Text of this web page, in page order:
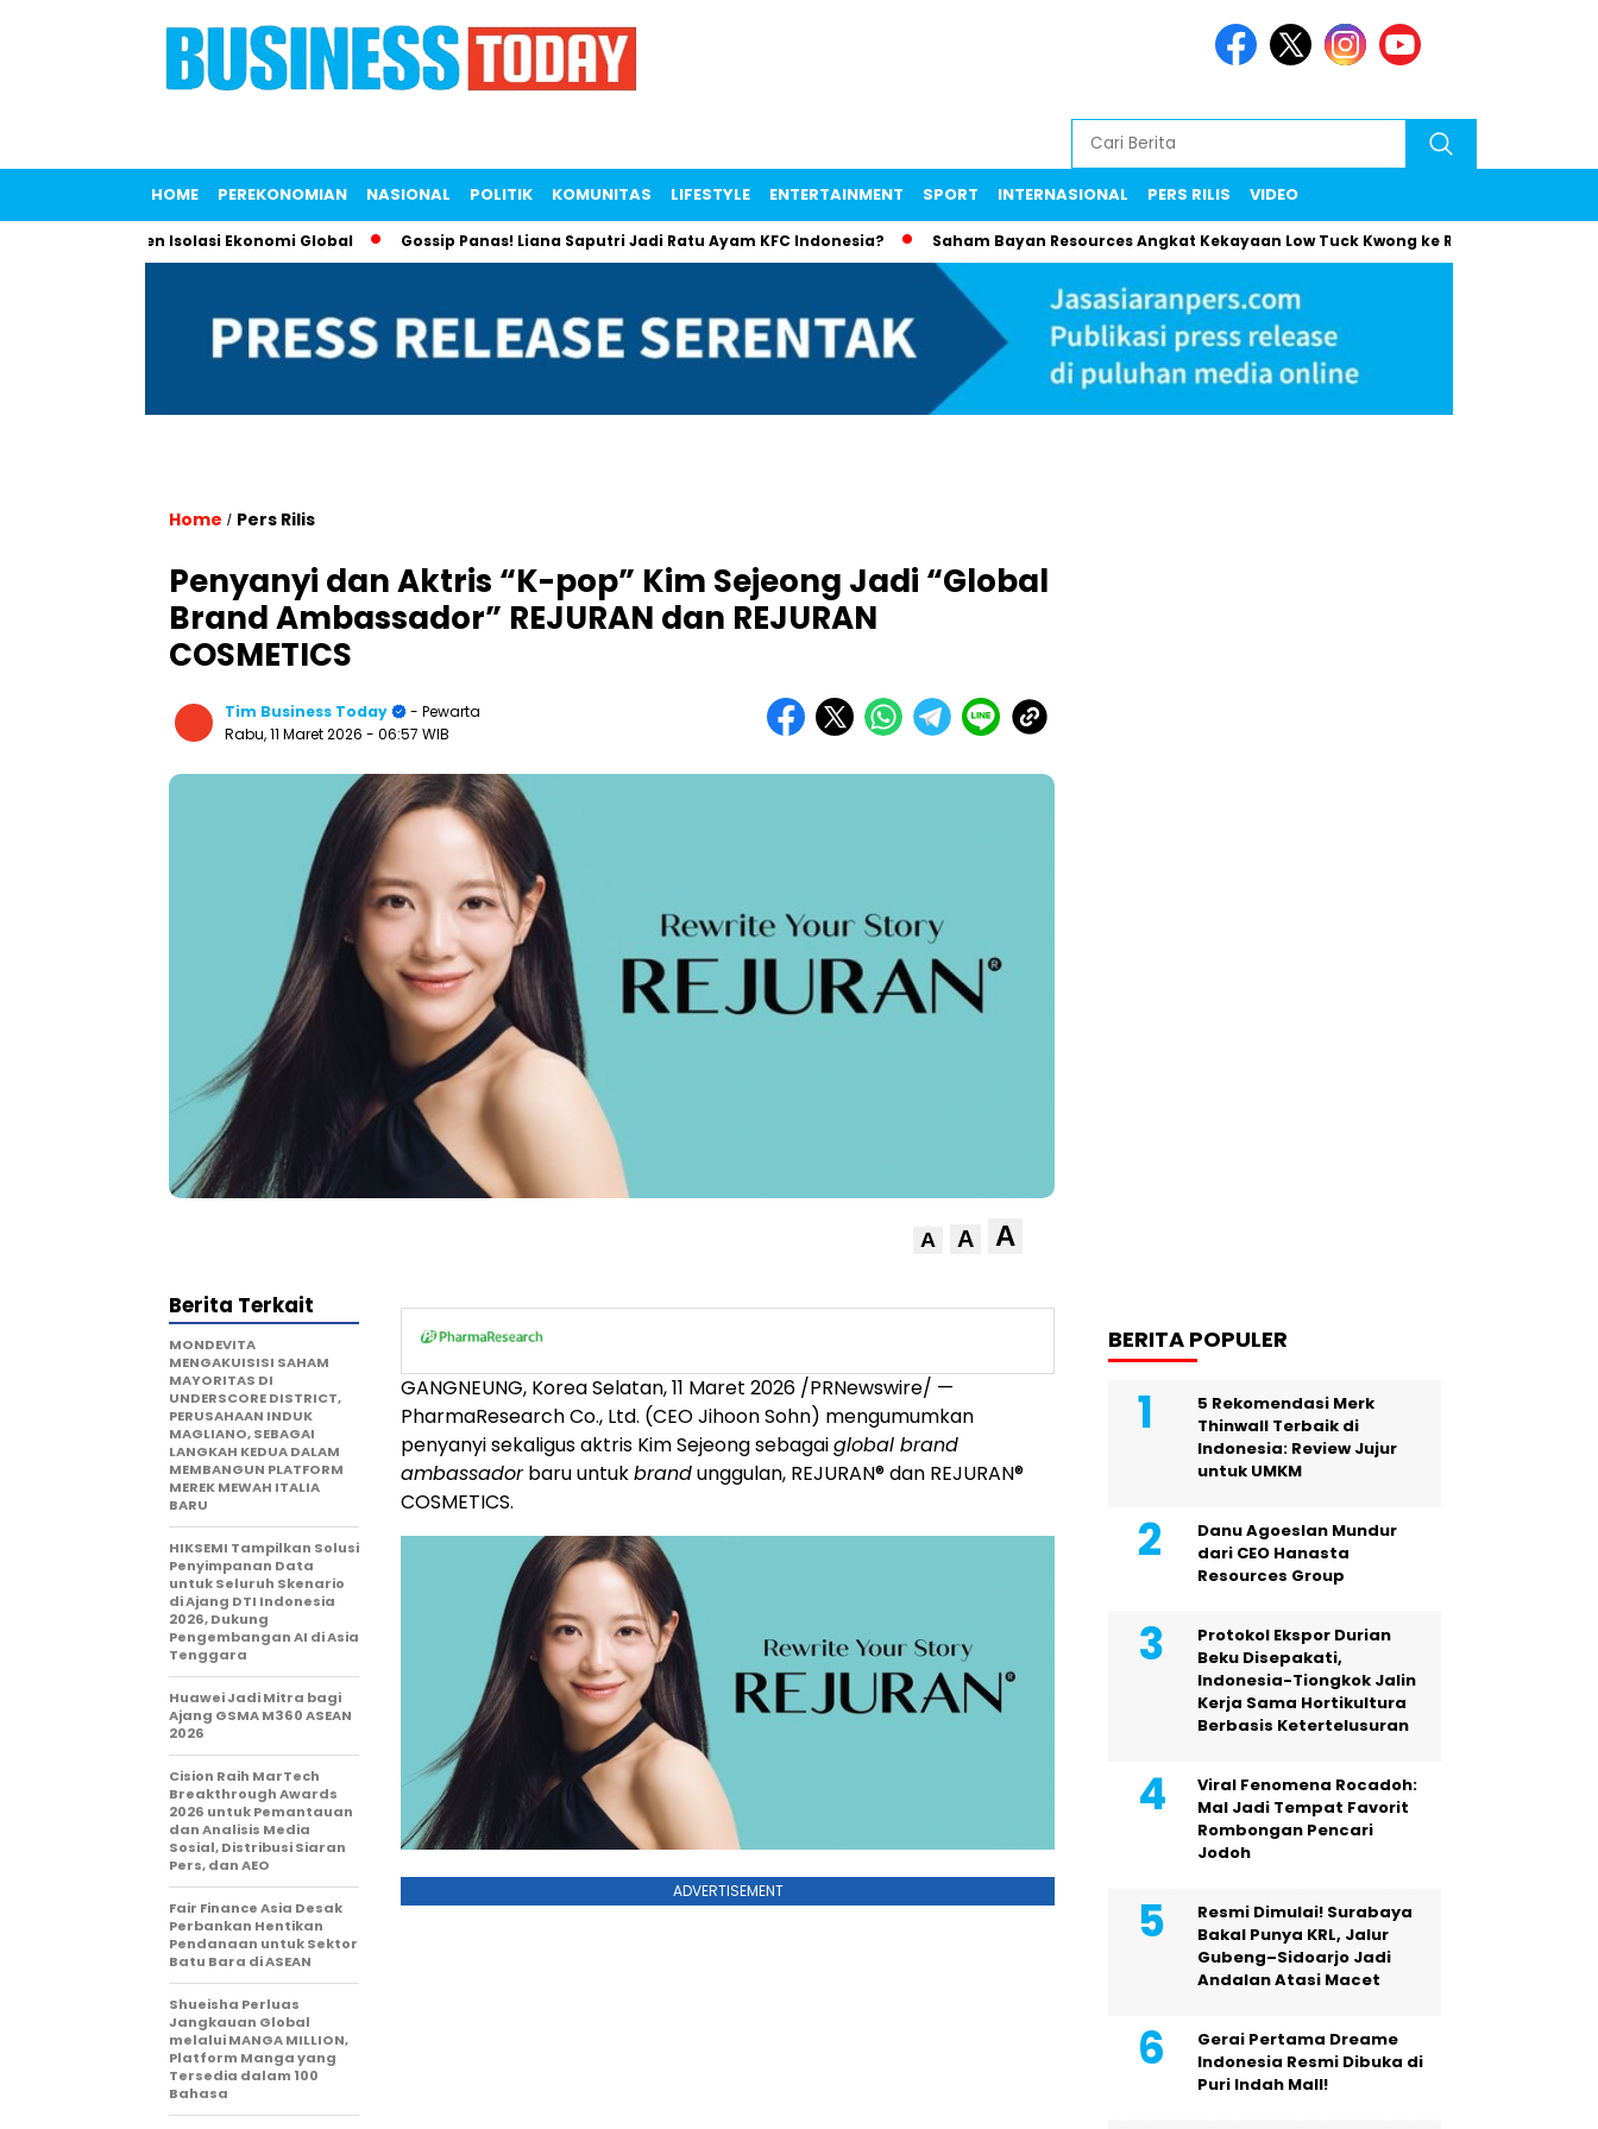
HOME PEREKONOMIAN NASIONAL POLITIK KOMUNITAS LIFESTYLE ENTERTAINMENT SPORT INTERNASIONAL PERS RILIS VIDEO
Lawan Tren Isolasi Ekonomi Global Gossip Panas! Liana Saputri Jadi Ratu Ayam KFC Indonesia? Saham Bayan Resources Angkat Kekayaan Low Tuck Kwong ke Rekor Baru
Home / Pers Rilis
Penyanyi dan Aktris “K-pop” Kim Sejeong Jadi “Global
Brand Ambassador” REJURAN dan REJURAN
COSMETICS
Tim Business Today
- Pewarta
Rabu, 11 Maret 2026 - 06:57 WIB
A A A
GANGNEUNG, Korea Selatan, 11 Maret 2026 /PRNewswire/ —
PharmaResearch Co., Ltd. (CEO Jihoon Sohn) mengumumkan
penyanyi sekaligus aktris Kim Sejeong sebagaiglobal brand
ambassadorbaru untukbrandunggulan, REJURAN® dan REJURAN®
COSMETICS.
ADVERTISEMENT
Berita Terkait
MONDEVITA
MENGAKUISISI SAHAM
MAYORITAS DI
UNDERSCORE DISTRICT,
PERUSAHAAN INDUK
MAGLIANO, SEBAGAI
LANGKAH KEDUA DALAM
MEMBANGUN PLATFORM
MEREK MEWAH ITALIA
BARU
HIKSEMI Tampilkan Solusi
Penyimpanan Data
untuk Seluruh Skenario
di Ajang DTI Indonesia
2026, Dukung
Pengembangan AI di Asia
Tenggara
Huawei Jadi Mitra bagi
Ajang GSMA M360 ASEAN
2026
Cision Raih MarTech
Breakthrough Awards
2026 untuk Pemantauan
dan Analisis Media
Sosial, Distribusi Siaran
Pers, dan AEO
Fair Finance Asia Desak
Perbankan Hentikan
Pendanaan untuk Sektor
Batu Bara di ASEAN
Shueisha Perluas
Jangkauan Global
melalui MANGA MILLION,
Platform Manga yang
Tersedia dalam 100
Bahasa
BERITA POPULER
5 Rekomendasi Merk
Thinwall Terbaik di
Indonesia: Review Jujur
untuk UMKM
Danu Agoeslan Mundur
dari CEO Hanasta
Resources Group
Protokol Ekspor Durian
Beku Disepakati,
Indonesia-Tiongkok Jalin
Kerja Sama Hortikultura
Berbasis Ketertelusuran
Viral Fenomena Rocadoh:
Mal Jadi Tempat Favorit
Rombongan Pencari
Jodoh
Resmi Dimulai! Surabaya
Bakal Punya KRL, Jalur
Gubeng–Sidoarjo Jadi
Andalan Atasi Macet
Gerai Pertama Dreame
Indonesia Resmi Dibuka di
Puri Indah Mall!